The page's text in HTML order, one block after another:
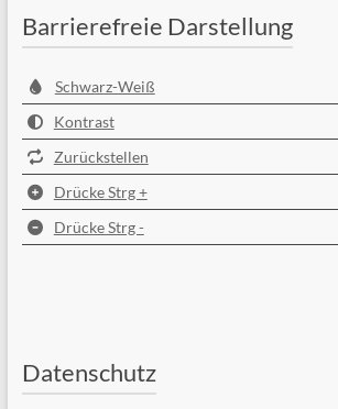
Barrierefreie Darstellung
Schwarz-Weiß
Kontrast
Zurückstellen
Drücke Strg +
Drücke Strg -
Datenschutz